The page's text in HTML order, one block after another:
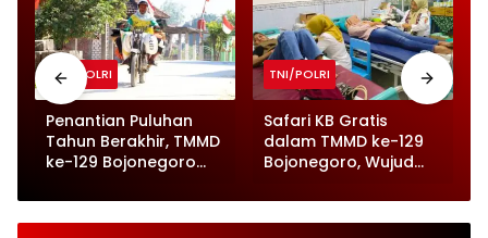
TNI/POLRI
Penantian Puluhan
Tahun Berakhir, TMMD
ke-129 Bojonegoro
di Kesongo
TNI/POLRI
Safari KB Gratis
dalam TMMD ke-129
Bojonegoro, Wujud
pada Kesehatan
Keluarga